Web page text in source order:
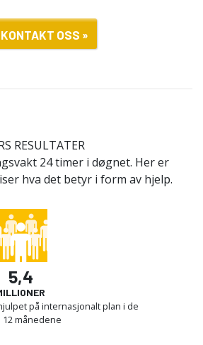
KONTAKT OSS »
RESULTATER
24 timer i døgnet. Her er
hva det betyr i form av hjelp.
5,4
på internasjonalt plan i de
12 månedene